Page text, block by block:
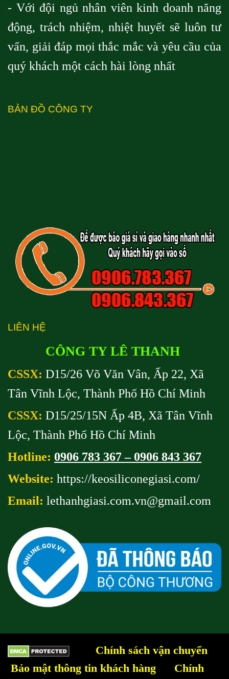
- Với đội ngủ nhân viên kinh doanh năng
động, trách nhiệm, nhiệt huyết sẽ luôn tư
vấn, giải đáp mọi thắc mắc và yêu cầu của
quý khách một cách hài lòng nhất
BẢN ĐỒ CÔNG TY
LIÊN HỆ
CÔNG TY LÊ THANH
CSSX: D15/26 Võ Văn Vân, Ấp 22, Xã
Tân Vĩnh Lộc, Thành Phố Hồ Chí Minh
CSSX: D15/25/15N Ấp 4B, Xã Tân Vĩnh
Lộc, Thành Phố Hồ Chí Minh
Hotline: 0906 783 367 – 0906 843 367
Website: https://keosiliconegiasi.com/
Email: lethanhgiasi.com.vn@gmail.com
Chính sách vận chuyển
Bảo mật thông tin khách hàng
Chính